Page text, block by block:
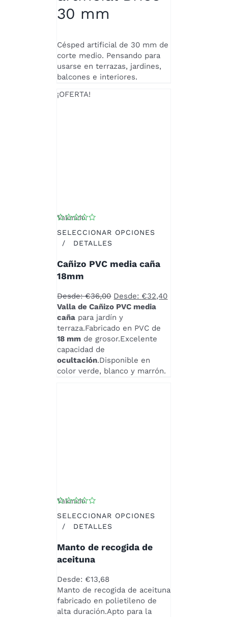
PUEDEN
ELEGIR
PÁGINA
DE
PRODUCTO
30 mm
Césped artificial de 30 mm de
corte medio. Pensando para
usarse en terrazas, jardines,
balcones e interiores.
¡OFERTA!
Valorado
SELECCIONAR OPCIONES
ESTE
TIENE
MÚLTIPLES
LAS
OPCIONES
SE
PUEDEN
ELEGIR
EN
LA
PÁGINA
/ DETALLES
Cañizo PVC media caña
18mm
Desde:€36,00 Desde: €32,40
Valla de Cañizo PVC media
caña para jardín y
terraza.Fabricado en PVC de
18 mm de grosor.Excelente
capacidad de
ocultación.Disponible en
color verde, blanco y marrón.
Valorado
SELECCIONAR OPCIONES
ESTE
TIENE
MÚLTIPLES
LAS
OPCIONES
SE
PUEDEN
/ DETALLES
Manto de recogida de
aceituna
Desde: €13,68
Manto de recogida de aceituna
fabricado en polietileno de
alta duración.Apto para la